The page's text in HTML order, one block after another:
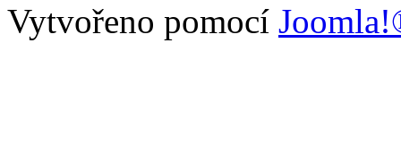
Vytvořeno pomocí